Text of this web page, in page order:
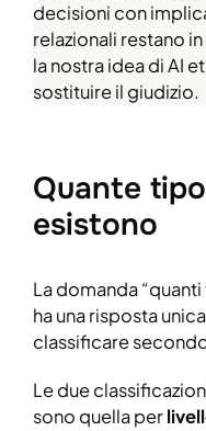
decisioni con
relazionali restano
la nostra idea di AI
sostituire il giudizio.
Quante
esistono
La domanda
ha una risposta
classificare
Le due
sono quella per